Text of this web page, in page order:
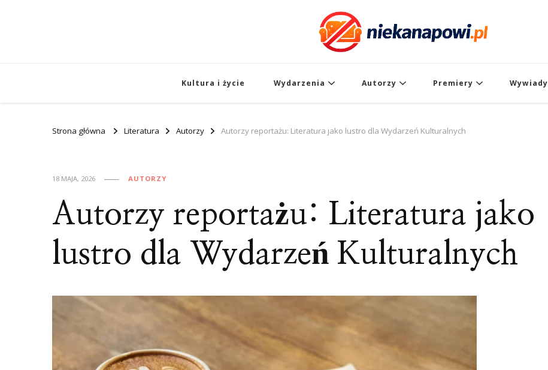
Kultura i życie Wydarzenia Autorzy Premiery Wywiady
Strona główna Literatura Autorzy Autorzy reportażu: Literatura jako lustro dla Wydarzeń Kulturalnych
18 MAJA, 2026 AUTORZY
Autorzy reportażu: Literatura jako
lustro dla Wydarzeń Kulturalnych